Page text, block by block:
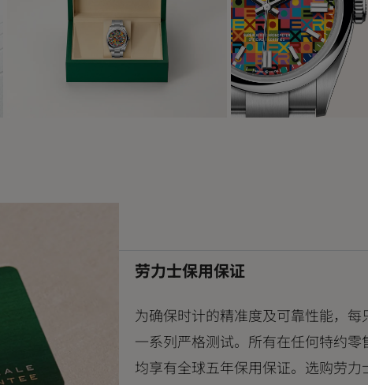
劳力士保用保证
为确保时计的精准度及可靠性能，
一系列严格测试。所有在任何特约零
均享有全球五年保用保证。选购劳